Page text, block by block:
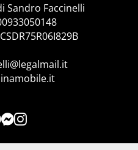
Sandro Faccinelli